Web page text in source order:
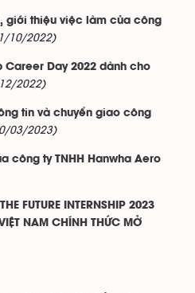
giới thiệu việc làm của công
10/2022)
Career Day 2022 dành cho
2022)
tin và chuyển giao công
03/2023)
công ty TNHH Hanwha Aero
FUTURE INTERNSHIP 2023
NAM CHÍNH THỨC MỞ